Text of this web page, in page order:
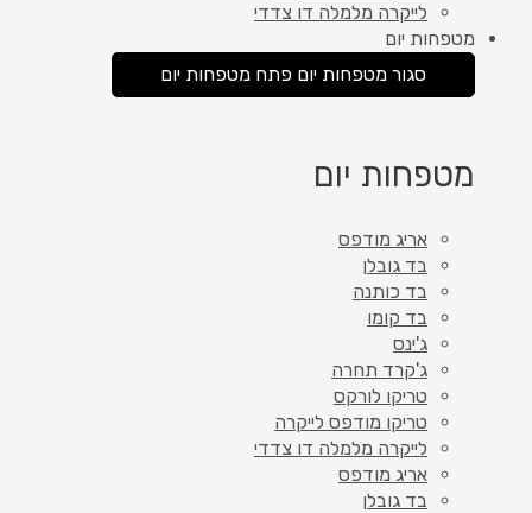
לייקרה מלמלה דו צדדי
מטפחות יום
סגור מטפחות יום פתח מטפחות יום
מטפחות יום
אריג מודפס
בד גובלן
בד כותנה
בד קומו
ג'ינס
ג'קרד תחרה
טריקו לורקס
טריקו מודפס לייקרה
לייקרה מלמלה דו צדדי
אריג מודפס
בד גובלן